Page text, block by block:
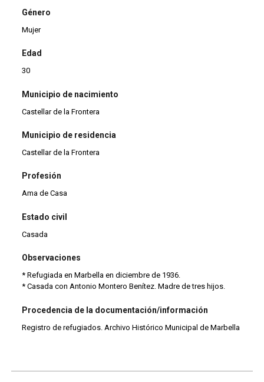
Género
Mujer
Edad
30
Municipio de nacimiento
Castellar de la Frontera
Municipio de residencia
Castellar de la Frontera
Profesión
Ama de Casa
Estado civil
Casada
Observaciones
* Refugiada en Marbella en diciembre de 1936.
* Casada con Antonio Montero Benítez. Madre de tres hijos.
Procedencia de la documentación/información
Registro de refugiados. Archivo Histórico Municipal de Marbella